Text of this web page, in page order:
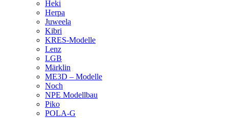
Heki
Herpa
Juweela
Kibri
KRES-Modelle
Lenz
LGB
Märklin
ME3D – Modelle
Noch
NPE Modellbau
Piko
POLA-G